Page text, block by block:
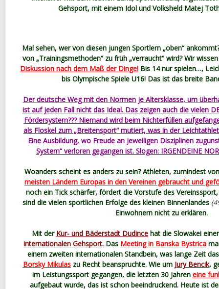
Gehsport, mit einem Idol und Volksheld Matej
Mal sehen, wer von diesen jungen Sportlern „oben“
von „Trainingsmethoden“ zu früh „verraucht“ wird? Wir
Diskussion nach dem Maß der Dinge! Bis 14 nur spielen…,
bis Olympische Spiele U16! Das ist das breite
Der deutsche Weg mit den Normen je Altersklasse, um
ist auf jeden Fall nicht das Ideal. Das zeigen auch die vielen
Fördersystem??? Niemand wird beim Nichterfüllen
als Floskel zum „Breitensport“ mutiert, was in der
Eine Ausbildung, wo Freude an jeweiligen Disziplinen
System“ verloren gegangen ist. Slogen: IRGENDEINE
Woanders scheint es anders zu sein? Athleten, zumindest
meisten Ländern Europas in den Vereinen gebraucht und
noch ein Tick schärfer, fördert die Vorstufe des
sind die vielen sportlichen Erfolge des kleinen Binnenlandes
Einwohnern nicht zu erklären.
Mit der Kur- und Bäderstadt Dudince hat die Slowakei
internationalen Gehsport. Das Meeting in Banska Bystrica
einem zweiten internationalen Standbein, was lange Zeit
Borsky Mikulaszu Recht beanspruchte. Wie um Jury Bencik,
im Leistungssport gegangen, die letzten 30 Jahren eine
aufgebaut wurde, das ist schon beeindruckend. Heute ist